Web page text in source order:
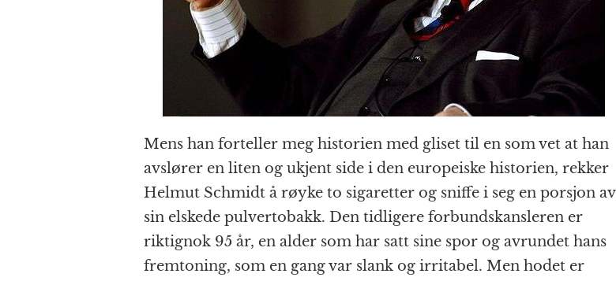
Mens han forteller meg historien med gliset til en som vet at han
avslører en liten og ukjent side i den europeiske historien, rekker
Helmut Schmidt å røyke to sigaretter og sniffe i seg en porsjon av
sin elskede pulvertobakk. Den tidligere forbundskansleren er
riktignok 95 år, en alder som har satt sine spor og avrundet hans
fremtoning, som en gang var slank og irritabel. Men hodet er